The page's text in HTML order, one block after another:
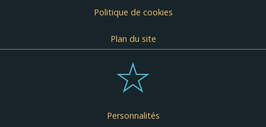
Politique de cookies
Plan du site
Personnalités